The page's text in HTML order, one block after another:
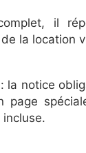
il
la location
: la notice
page